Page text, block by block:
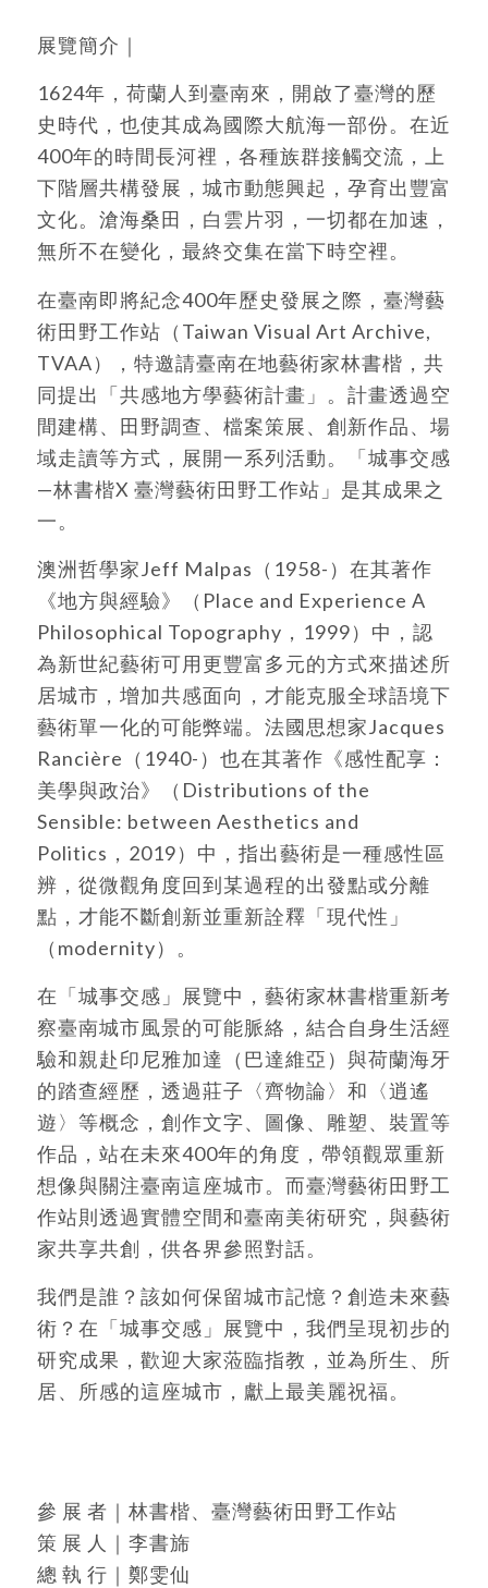
展覽簡介｜
1624年，荷蘭人到臺南來，開啟了臺灣的歷
史時代，也使其成為國際大航海一部份。在近
400年的時間長河裡，各種族群接觸交流，上
下階層共構發展，城市動態興起，孕育出豐富
文化。滄海桑田，白雲片羽，一切都在加速，
無所不在變化，最終交集在當下時空裡。
在臺南即將紀念400年歷史發展之際，臺灣藝
術田野工作站（Taiwan Visual Art Archive,
TVAA），特邀請臺南在地藝術家林書楷，共
同提出「共感地方學藝術計畫」。計畫透過空
間建構、田野調查、檔案策展、創新作品、場
域走讀等方式，展開一系列活動。「城事交感
—林書楷X 臺灣藝術田野工作站」是其成果之
一。
澳洲哲學家Jeff Malpas（1958-）在其著作
《地方與經驗》（Place and Experience A
Philosophical Topography，1999）中，認
為新世紀藝術可用更豐富多元的方式來描述所
居城市，增加共感面向，才能克服全球語境下
藝術單一化的可能弊端。法國思想家Jacques
Rancière（1940-）也在其著作《感性配享：
美學與政治》（Distributions of the
Sensible: between Aesthetics and
Politics，2019）中，指出藝術是一種感性區
辨，從微觀角度回到某過程的出發點或分離
點，才能不斷創新並重新詮釋「現代性」
（modernity）。
在「城事交感」展覽中，藝術家林書楷重新考
察臺南城市風景的可能脈絡，結合自身生活經
驗和親赴印尼雅加達（巴達維亞）與荷蘭海牙
的踏查經歷，透過莊子〈齊物論〉和〈逍遙
遊〉等概念，創作文字、圖像、雕塑、裝置等
作品，站在未來400年的角度，帶領觀眾重新
想像與關注臺南這座城市。而臺灣藝術田野工
作站則透過實體空間和臺南美術研究，與藝術
家共享共創，供各界參照對話。
我們是誰？該如何保留城市記憶？創造未來藝
術？在「城事交感」展覽中，我們呈現初步的
研究成果，歡迎大家蒞臨指教，並為所生、所
居、所感的這座城市，獻上最美麗祝福。
參 展 者｜林書楷、臺灣藝術田野工作站
策 展 人｜李書旆
總 執 行｜鄭雯仙